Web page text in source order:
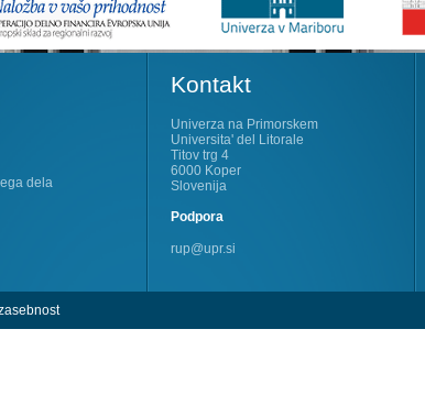
dela
Kontakt
Univerza na Primorskem
Universita' del Litorale
Titov trg 4
6000 Koper
Slovenija
Podpora
rup@upr.si